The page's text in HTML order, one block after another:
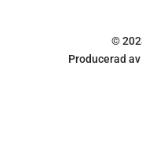
©
Producerad av